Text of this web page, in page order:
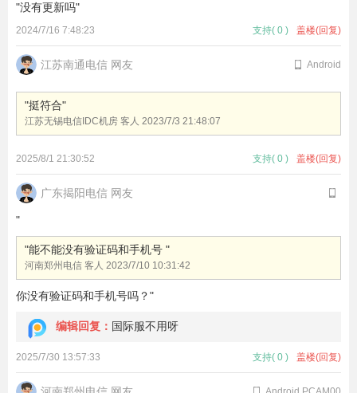
2024/7/16 7:48:23
"没有更新吗"
支持( 0 ) 盖楼(回复)
江苏南通电信 网友
2025/8/1 21:30:52
"挺符合"
江苏无锡电信IDC机房 客人 2023/7/3 21:48:07
Android
支持( 0 ) 盖楼(回复)
广东揭阳电信 网友
2025/7/30 13:57:33
"
"能不能没有验证码和手机号 "
河南郑州电信 客人 2023/7/10 10:31:42
你没有验证码和手机号吗？"
支持( 0 ) 盖楼(回复)
编辑回复： 国际服不用呀